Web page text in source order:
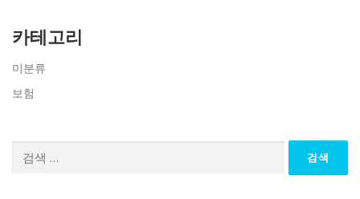
카테고리
미분류
보험